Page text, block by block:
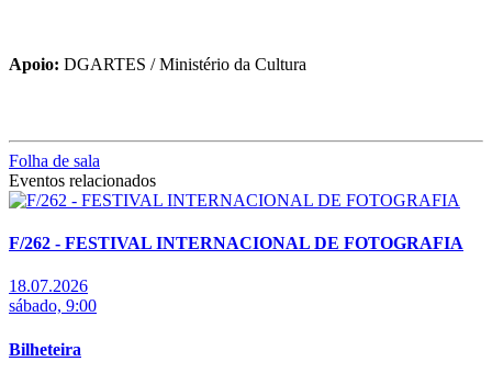
Apoio: DGARTES / Ministério da Cultura
Folha de sala
Eventos relacionados
F/262 - FESTIVAL INTERNACIONAL DE FOTOGRAFIA
18.07.2026
sábado, 9:00
Bilheteira